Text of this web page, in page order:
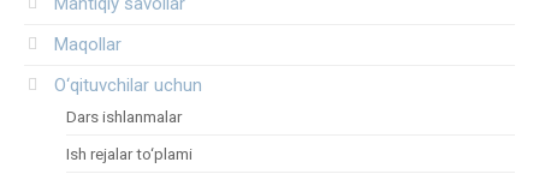
Maqollar
O‘qituvchilar uchun
Dars ishlanmalar
Ish rejalar to‘plami